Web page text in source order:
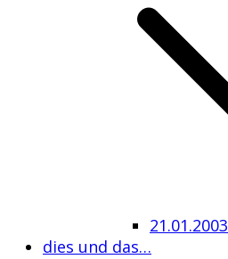
21.01.2003
dies und das…